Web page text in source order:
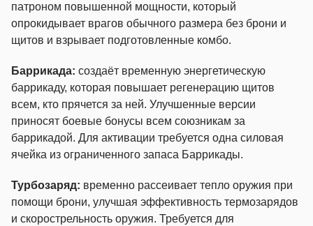
патроном повышенной мощности, который
опрокидывает врагов обычного размера без брони и
щитов и взрывает подготовленные комбо.
Баррикада: создаёт временную энергетическую
баррикаду, которая повышает регенерацию щитов
всем, кто прячется за ней. Улучшенные версии
приносят боевые бонусы всем союзникам за
баррикадой. Для активации требуется одна силовая
ячейка из ограниченного запаса Баррикады.
Турбозаряд: временно рассеивает тепло оружия при
помощи брони, улучшая эффективность термозарядов
и скорострельность оружия. Требуется для